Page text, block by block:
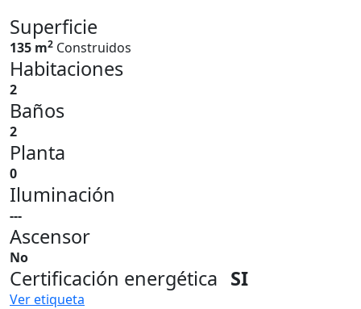
Superficie
135 m2 Construidos
Habitaciones
2
Baños
2
Planta
0
Iluminación
---
Ascensor
No
Certificación energética SI
Ver etiqueta